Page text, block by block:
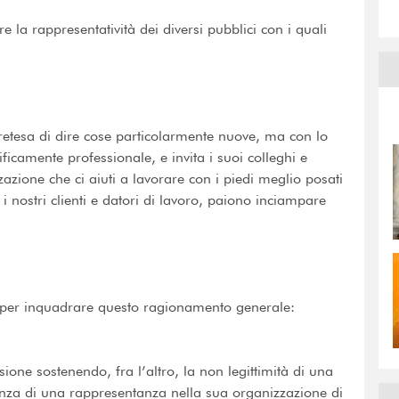
la rappresentatività dei diversi pubblici con i quali
di dire cose particolarmente nuove, ma con lo
professionale, e invita i suoi colleghi e
che ci aiuti a lavorare con i piedi meglio posati
nostri clienti e datori di lavoro, paiono inciampare
inquadrare questo ragionamento generale:
sostenendo, fra l’altro, la non legittimità di una
di una rappresentanza nella sua organizzazione di